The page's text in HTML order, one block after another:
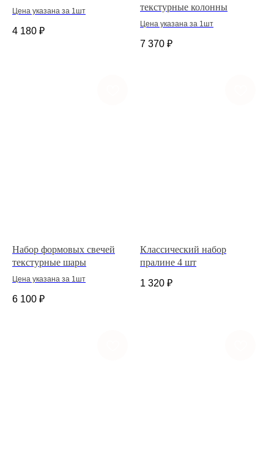
Цена указана за 1шт
4 180 ₽
текстурные колонны
Цена указана за 1шт
7 370 ₽
Набор формовых свечей
текстурные шары
Цена указана за 1шт
6 100 ₽
Классический набор
пралине 4 шт
1 320 ₽